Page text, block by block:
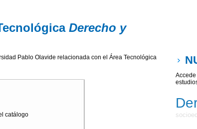
Derecho y
Pablo Olavide relacionada con el Área Tecnológica
catálogo